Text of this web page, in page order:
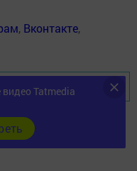
, Вконтакте,
новостиTatmedia